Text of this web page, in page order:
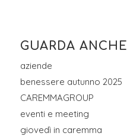
GUARDA ANCHE
aziende
benessere autunno 2025
CAREMMAGROUP
eventi e meeting
giovedì in caremma